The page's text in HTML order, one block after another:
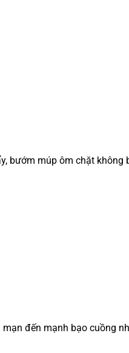
bướm múp ôm chặt không
đến mạnh bạo cuồng